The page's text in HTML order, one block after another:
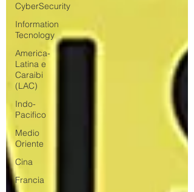
CyberSecurity
Information
Tecnology
America-
Latina e
Caraibi
(LAC)
Indo-
Pacifico
Medio
Oriente
Cina
Francia